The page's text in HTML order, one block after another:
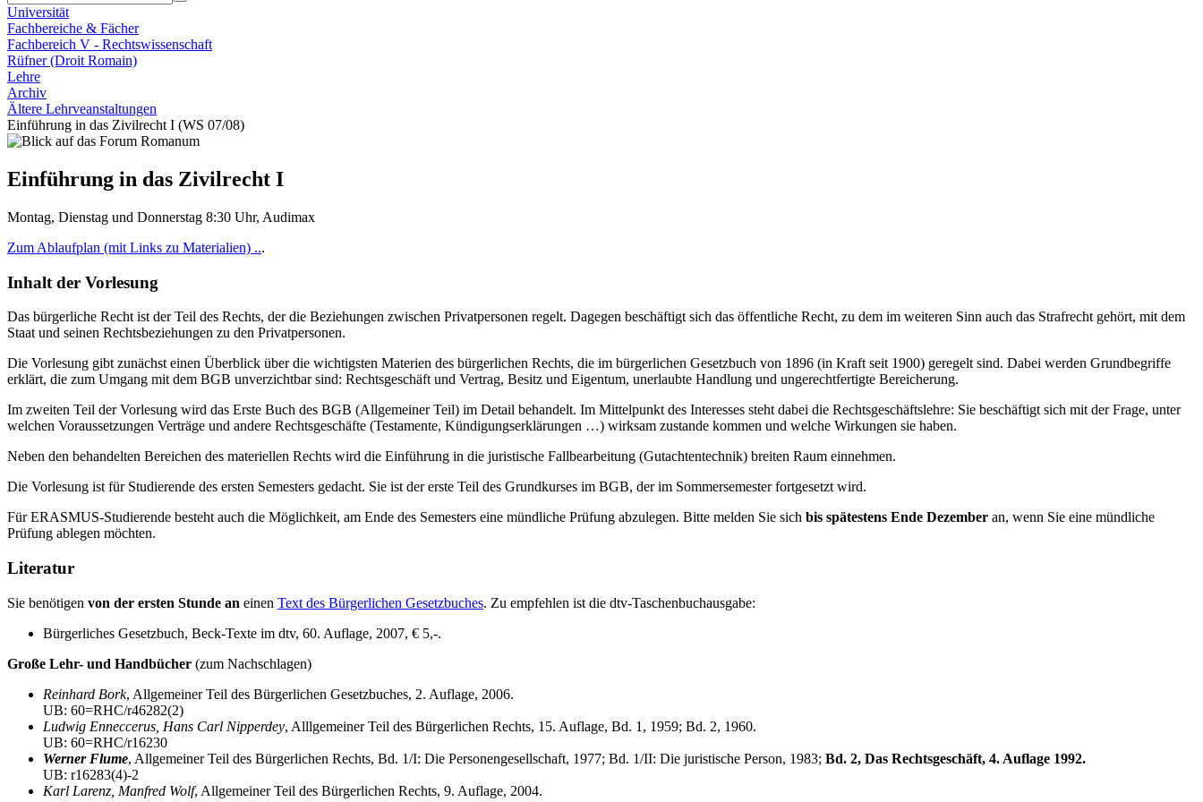
Universität
Fachbereiche & Fächer
Fachbereich V - Rechtswissenschaft
Rüfner (Droit Romain)
Lehre
Archiv
Ältere Lehrveanstaltungen
Einführung in das Zivilrecht I (WS 07/08)
Einführung in das Zivilrecht I
Montag, Dienstag und Donnerstag 8:30 Uhr, Audimax
Zum Ablaufplan (mit Links zu Materialien) ...
Inhalt der Vorlesung
Das bürgerliche Recht ist der Teil des Rechts, der die Beziehungen zwischen Privatpersonen regelt. Dagegen beschäftigt sich das öffentliche Recht, zu dem im weiteren Sinn auch das Strafrecht gehört, mit dem
Staat und seinen Rechtsbeziehungen zu den Privatpersonen.
Die Vorlesung gibt zunächst einen Überblick über die wichtigsten Materien des bürgerlichen Rechts, die im bürgerlichen Gesetzbuch von 1896 (in Kraft seit 1900) geregelt sind. Dabei werden Grundbegriffe
erklärt, die zum Umgang mit dem BGB unverzichtbar sind: Rechtsgeschäft und Vertrag, Besitz und Eigentum, unerlaubte Handlung und ungerechtfertigte Bereicherung.
Im zweiten Teil der Vorlesung wird das Erste Buch des BGB (Allgemeiner Teil) im Detail behandelt. Im Mittelpunkt des Interesses steht dabei die Rechtsgeschäftslehre: Sie beschäftigt sich mit der Frage, unter
welchen Voraussetzungen Verträge und andere Rechtsgeschäfte (Testamente, Kündigungserklärungen …) wirksam zustande kommen und welche Wirkungen sie haben.
Neben den behandelten Bereichen des materiellen Rechts wird die Einführung in die juristische Fallbearbeitung (Gutachtentechnik) breiten Raum einnehmen.
Die Vorlesung ist für Studierende des ersten Semesters gedacht. Sie ist der erste Teil des Grundkurses im BGB, der im Sommersemester fortgesetzt wird.
Für ERASMUS-Studierende besteht auch die Möglichkeit, am Ende des Semesters eine mündliche Prüfung abzulegen. Bitte melden Sie sich bis spätestens Ende Dezember an, wenn Sie eine mündliche
Prüfung ablegen möchten.
Literatur
Sie benötigen von der ersten Stunde an einen Text des Bürgerlichen Gesetzbuches. Zu empfehlen ist die dtv-Taschenbuchausgabe:
Bürgerliches Gesetzbuch, Beck-Texte im dtv, 60. Auflage, 2007, € 5,-.
Große Lehr- und Handbücher (zum Nachschlagen)
Reinhard Bork, Allgemeiner Teil des Bürgerlichen Gesetzbuches, 2. Auflage, 2006.
UB: 60=RHC/r46282(2)
Ludwig Enneccerus, Hans Carl Nipperdey, Alllgemeiner Teil des Bürgerlichen Rechts, 15. Auflage, Bd. 1, 1959; Bd. 2, 1960.
UB: 60=RHC/r16230
Werner Flume, Allgemeiner Teil des Bürgerlichen Rechts, Bd. 1/I: Die Personengesellschaft, 1977; Bd. 1/II: Die juristische Person, 1983; Bd. 2, Das Rechtsgeschäft, 4. Auflage 1992.
UB: r16283(4)-2
Karl Larenz, Manfred Wolf, Allgemeiner Teil des Bürgerlichen Rechts, 9. Auflage, 2004.